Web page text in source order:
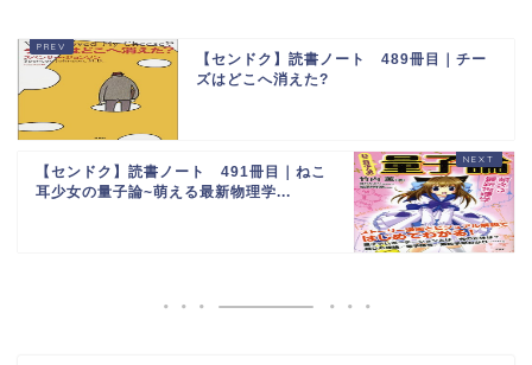
【センドク】読書ノート 489冊目｜チー
ズはどこへ消えた?
【センドク】読書ノート 491冊目｜ねこ
耳少女の量子論~萌える最新物理学...